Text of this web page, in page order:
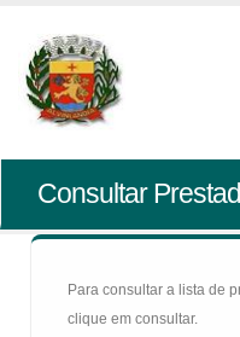
Consultar
Para consultar a lista de
clique em consultar.